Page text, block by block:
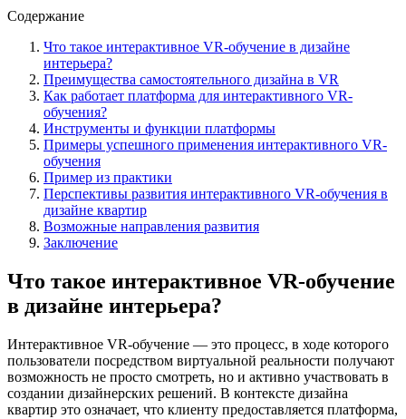
Содержание
Что такое интерактивное VR-обучение в дизайне
интерьера?
Преимущества самостоятельного дизайна в VR
Как работает платформа для интерактивного VR-
обучения?
Инструменты и функции платформы
Примеры успешного применения интерактивного VR-
обучения
Пример из практики
Перспективы развития интерактивного VR-обучения в
дизайне квартир
Возможные направления развития
Заключение
Что такое интерактивное VR-обучение
в дизайне интерьера?
Интерактивное VR-обучение — это процесс, в ходе которого
пользователи посредством виртуальной реальности получают
возможность не просто смотреть, но и активно участвовать в
создании дизайнерских решений. В контексте дизайна
квартир это означает, что клиенту предоставляется платформа,